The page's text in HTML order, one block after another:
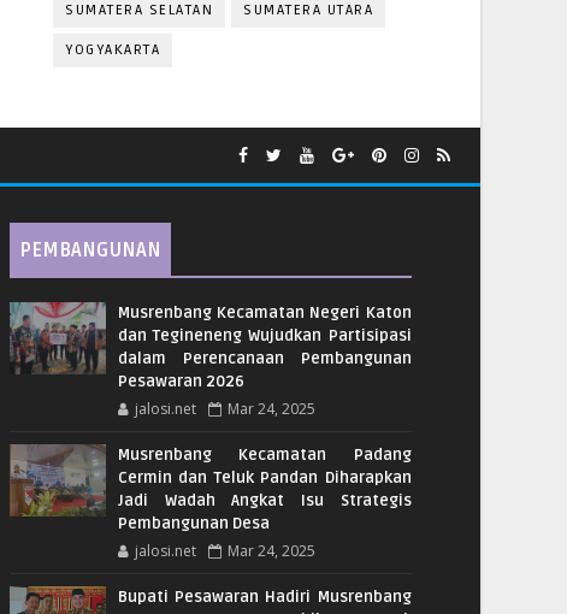
SUMATERA SELATAN SUMATERA UTARA
YOGYAKARTA
PEMBANGUNAN
Musrenbang Kecamatan Negeri Katon
dan Tegineneng Wujudkan Partisipasi
dalam Perencanaan Pembangunan
Pesawaran 2026
jalosi.net Mar 24, 2025
Musrenbang Kecamatan Padang
Cermin dan Teluk Pandan Diharapkan
Jadi Wadah Angkat Isu Strategis
Pembangunan Desa
jalosi.net Mar 24, 2025
Bupati Pesawaran Hadiri Musrenbang